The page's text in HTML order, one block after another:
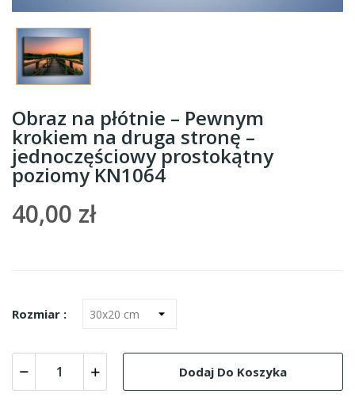
Obraz na płótnie – Pewnym
krokiem na druga stronę –
jednoczęściowy prostokątny
poziomy KN1064
40,00 zł
Rozmiar :
Dodaj Do Koszyka